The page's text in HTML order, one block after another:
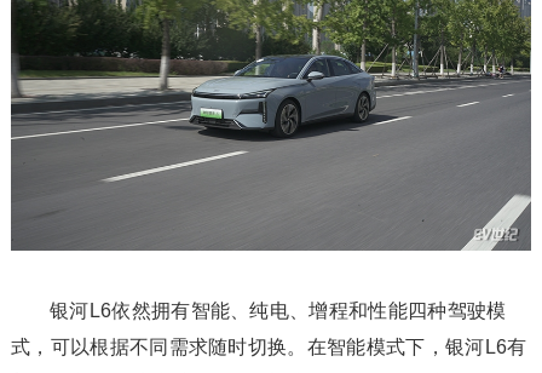
银河L6依然拥有智能、纯电、增程和性能四种驾驶模
式，可以根据不同需求随时切换。在智能模式下，银河L6有